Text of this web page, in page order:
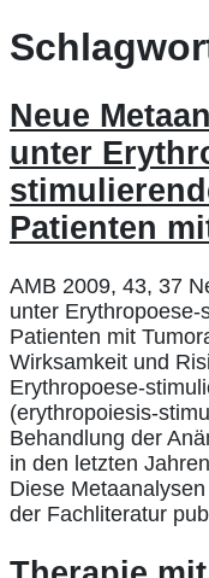
Neue
unter
Patienten
AMB 2009, 43, 37
unter
Patienten mit
Wirksamkeit und
Erythropoese-
(erythropoiesis-
Behandlung der
in den letzten
Diese
der Fachliteratur